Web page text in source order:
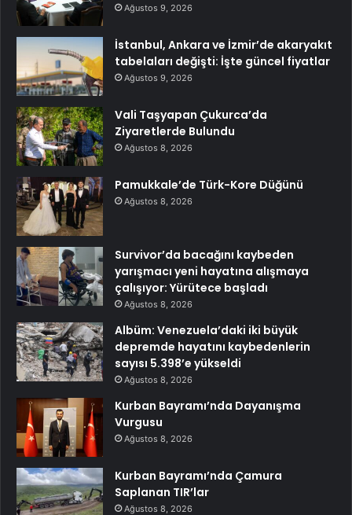
Ağustos 9, 2026
İstanbul, Ankara ve İzmir’de akaryakıt
tabelaları değişti: İşte güncel fiyatlar
Ağustos 9, 2026
Vali Taşyapan Çukurca’da
Ziyaretlerde Bulundu
Ağustos 8, 2026
Pamukkale’de Türk-Kore Düğünü
Ağustos 8, 2026
Survivor’da bacağını kaybeden
yarışmacı yeni hayatına alışmaya
çalışıyor: Yürütece başladı
Ağustos 8, 2026
Albüm: Venezuela’daki iki büyük
depremde hayatını kaybedenlerin
sayısı 5.398’e yükseldi
Ağustos 8, 2026
Kurban Bayramı’nda Dayanışma
Vurgusu
Ağustos 8, 2026
Kurban Bayramı’nda Çamura
Saplanan TIR’lar
Ağustos 8, 2026